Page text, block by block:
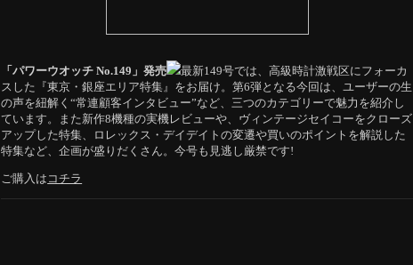
「パワーウオッチ No.149」発売
最新149号では、高級時計激戦区にフォーカ
スした『東京・銀座エリア特集』をお届け。第6弾となる今回は、ユーザーの生
の声を紐解く“常連顧客インタビュー”など、三つのカテゴリーで魅力を紹介し
ています。また新作8機種の実機レビューや、ヴィンテージセイコーをクローズ
アップした特集、ロレックス・デイデイトの変遷や買いのポイントを解説した
特集など、企画が盛りだくさん。今号も見逃し厳禁です!
ご購入は コチラ